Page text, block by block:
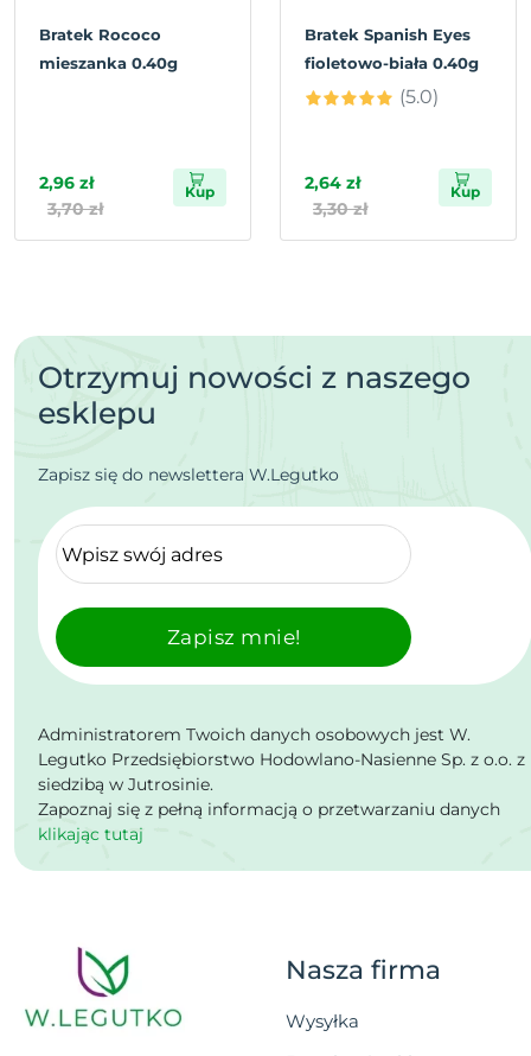
Bratek Rococo
mieszanka 0.40g
2,96 zł
3,70 zł
Kup
Bratek Spanish Eyes
fioletowo-biała 0.40g
(5.0)
2,64 zł
3,30 zł
Kup
Otrzymuj nowości z naszego
esklepu
Zapisz się do newslettera W.Legutko
Zapisz mnie!
Administratorem Twoich danych osobowych jest W.
Legutko Przedsiębiorstwo Hodowlano-Nasienne Sp. z o.o. z
siedzibą w Jutrosinie.
Zapoznaj się z pełną informacją o przetwarzaniu danych
klikając tutaj
Nasza firma
Wysyłka